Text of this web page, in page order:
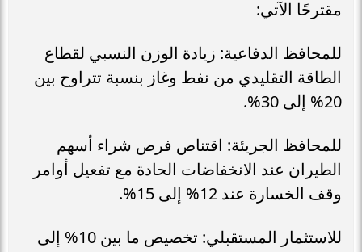
مقترحًا الآتي:
للمحافظ الدفاعية: زيادة الوزن النسبي لقطاع
الطاقة التقليدي من نفط وغاز بنسبة تتراوح بين
20% إلى 30%.
للمحافظ الجريئة: اقتناص فرص شراء أسهم
الطيران عند الانخفاضات الحادة مع تفعيل أوامر
وقف الخسارة عند 12% إلى 15%.
للاستثمار المستقبلي: تخصيص ما بين 10% إلى